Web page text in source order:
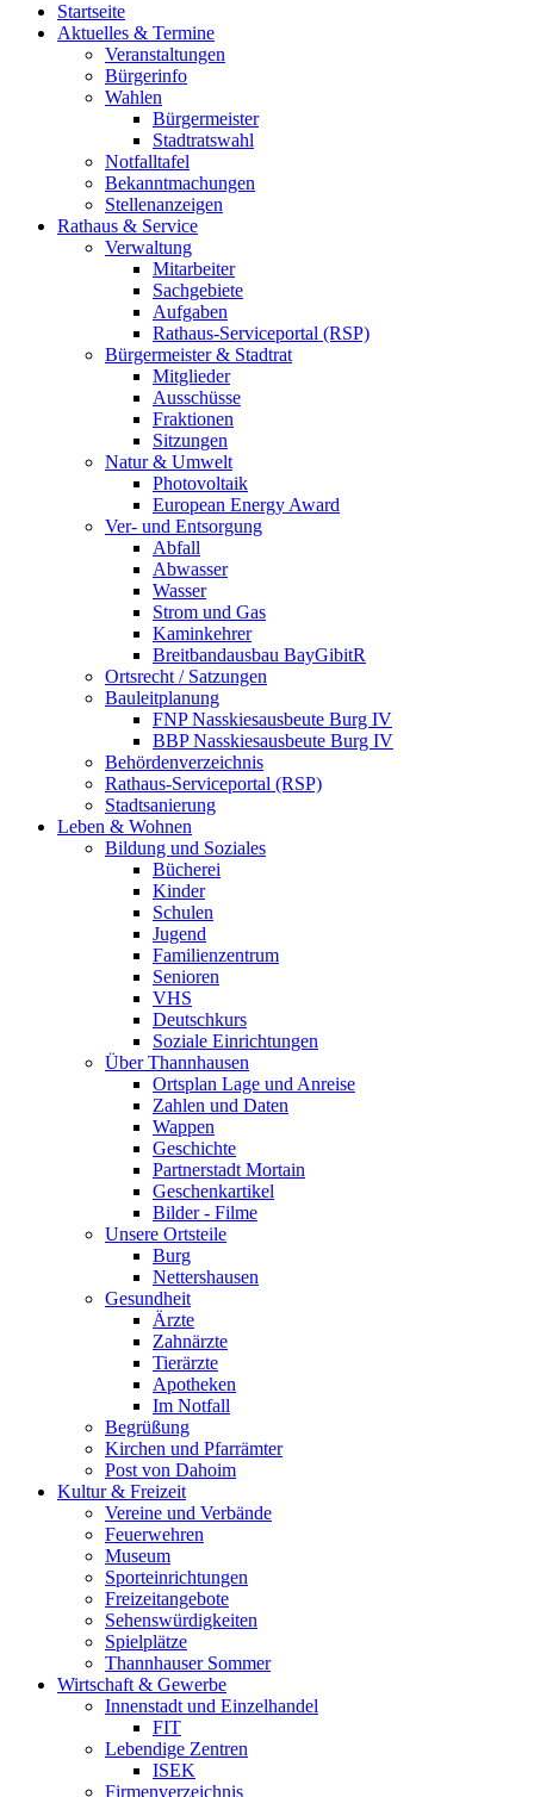
Startseite
Aktuelles & Termine
Veranstaltungen
Bürgerinfo
Wahlen
Bürgermeister
Stadtratswahl
Notfalltafel
Bekanntmachungen
Stellenanzeigen
Rathaus & Service
Verwaltung
Mitarbeiter
Sachgebiete
Aufgaben
Rathaus-Serviceportal (RSP)
Bürgermeister & Stadtrat
Mitglieder
Ausschüsse
Fraktionen
Sitzungen
Natur & Umwelt
Photovoltaik
European Energy Award
Ver- und Entsorgung
Abfall
Abwasser
Wasser
Strom und Gas
Kaminkehrer
Breitbandausbau BayGibitR
Ortsrecht / Satzungen
Bauleitplanung
FNP Nasskiesausbeute Burg IV
BBP Nasskiesausbeute Burg IV
Behördenverzeichnis
Rathaus-Serviceportal (RSP)
Stadtsanierung
Leben & Wohnen
Bildung und Soziales
Bücherei
Kinder
Schulen
Jugend
Familienzentrum
Senioren
VHS
Deutschkurs
Soziale Einrichtungen
Über Thannhausen
Ortsplan Lage und Anreise
Zahlen und Daten
Wappen
Geschichte
Partnerstadt Mortain
Geschenkartikel
Bilder - Filme
Unsere Ortsteile
Burg
Nettershausen
Gesundheit
Ärzte
Zahnärzte
Tierärzte
Apotheken
Im Notfall
Begrüßung
Kirchen und Pfarrämter
Post von Dahoim
Kultur & Freizeit
Vereine und Verbände
Feuerwehren
Museum
Sporteinrichtungen
Freizeitangebote
Sehenswürdigkeiten
Spielplätze
Thannhauser Sommer
Wirtschaft & Gewerbe
Innenstadt und Einzelhandel
FIT
Lebendige Zentren
ISEK
Firmenverzeichnis